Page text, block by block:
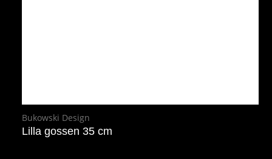
Bukowski Design
Lilla gossen 35 cm